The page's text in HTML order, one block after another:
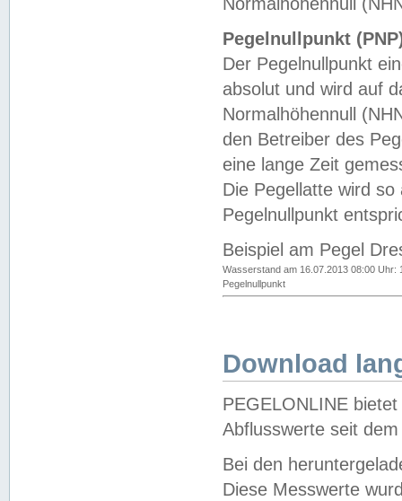
Pegelnullpunkt
Der Pegelnullpunkt
absolut und wird auf
Normalhöhennull
den Betreiber des
eine lange Zeit
Die Pegellatte wird
Pegelnullpunkt
Beispiel am Pegel
Wasserstand am 16.07.2013 08:00 Uhr:
Pegelnullpunkt
Download
PEGELONLINE
Abflusswerte seit
Bei den
Diese Messwerte